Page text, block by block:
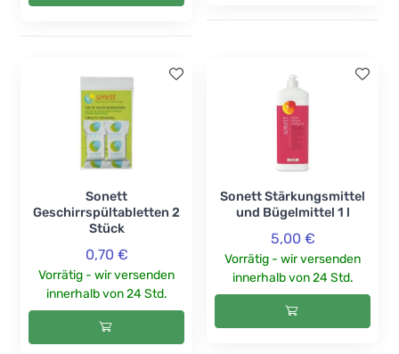
Sonett
Geschirrspültabletten 2
Stück
0,70 €
Vorrätig - wir versenden
innerhalb von 24 Std.
Sonett Stärkungsmittel
und Bügelmittel 1 l
5,00 €
Vorrätig - wir versenden
innerhalb von 24 Std.